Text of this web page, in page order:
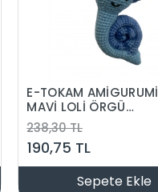
E-TOKAM AMİGURUMİ
MAVİ LOLİ ÖRGÜ
ANAHTARLIK
238,30 TL
190,75 TL
Sepete Ekle